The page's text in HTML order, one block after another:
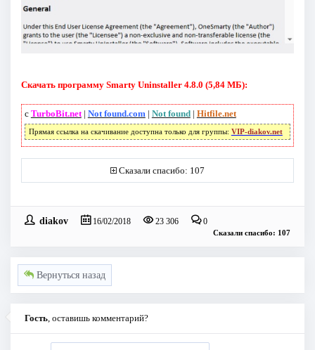
Скачать программу Smarty Uninstaller 4.8.0 (5,84 МБ):
с TurboBit.net| Not found.com | Not found| Hitfile.net
Прямая ссылка на скачивание доступна только для группы: VIP-diakov.net
Сказали спасибо: 107
diakov 16/02/2018 23 306 0
Сказали спасибо: 107
Вернуться назад
Гость , оставишь комментарий?